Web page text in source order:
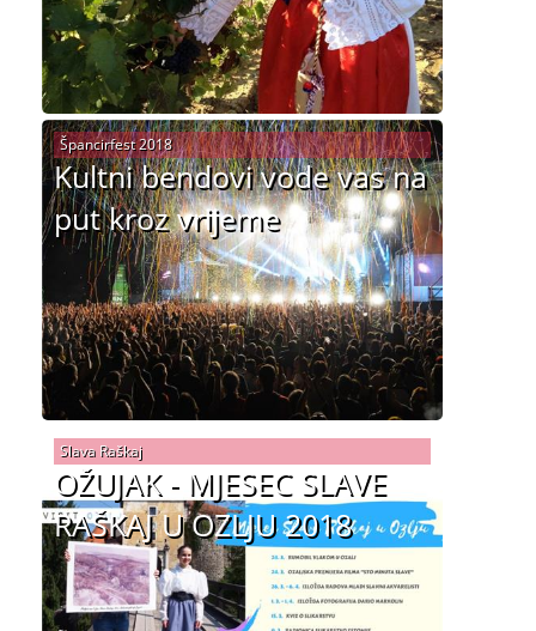
Kultni bendovi vode vas na
put kroz vrijeme
Špancirfest 2018
OŽUJAK - MJESEC SLAVE
RAŠKAJ U OZLJU 2018
Slava Raškaj